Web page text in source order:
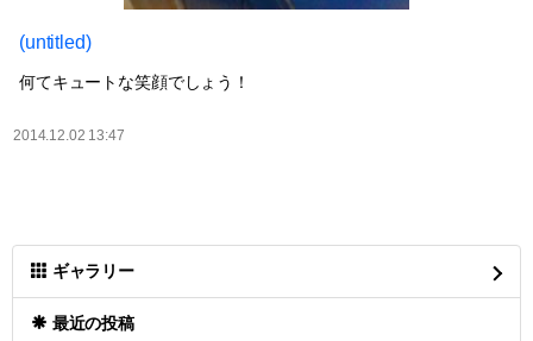
(untitled)
何てキュートな笑顔でしょう！
2014.12.02 13:47
ギャラリー
最近の投稿